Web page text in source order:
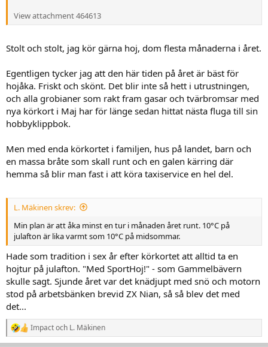
View attachment 464613
Stolt och stolt, jag kör gärna hoj, dom flesta månaderna i året.
Egentligen tycker jag att den här tiden på året är bäst för
hojåka. Friskt och skönt. Det blir inte så hett i utrustningen,
och alla grobianer som rakt fram gasar och tvärbromsar med
nya körkort i Maj har för länge sedan hittat nästa fluga till sin
hobbyklippbok.
Men med enda körkortet i familjen, hus på landet, barn och
en massa bråte som skall runt och en galen kärring där
hemma så blir man fast i att köra taxiservice en hel del.
L. Mäkinen skrev:
Min plan är att åka minst en tur i månaden året runt. 10°C på
julafton är lika varmt som 10°C på midsommar.
Hade som tradition i sex år efter körkortet att alltid ta en
hojtur på julafton. "Med SportHoj!" - som Gammelbävern
skulle sagt. Sjunde året var det knädjupt med snö och motorn
stod på arbetsbänken brevid ZX Nian, så så blev det med
det...
R
e
Impactoch L. Mäkinen